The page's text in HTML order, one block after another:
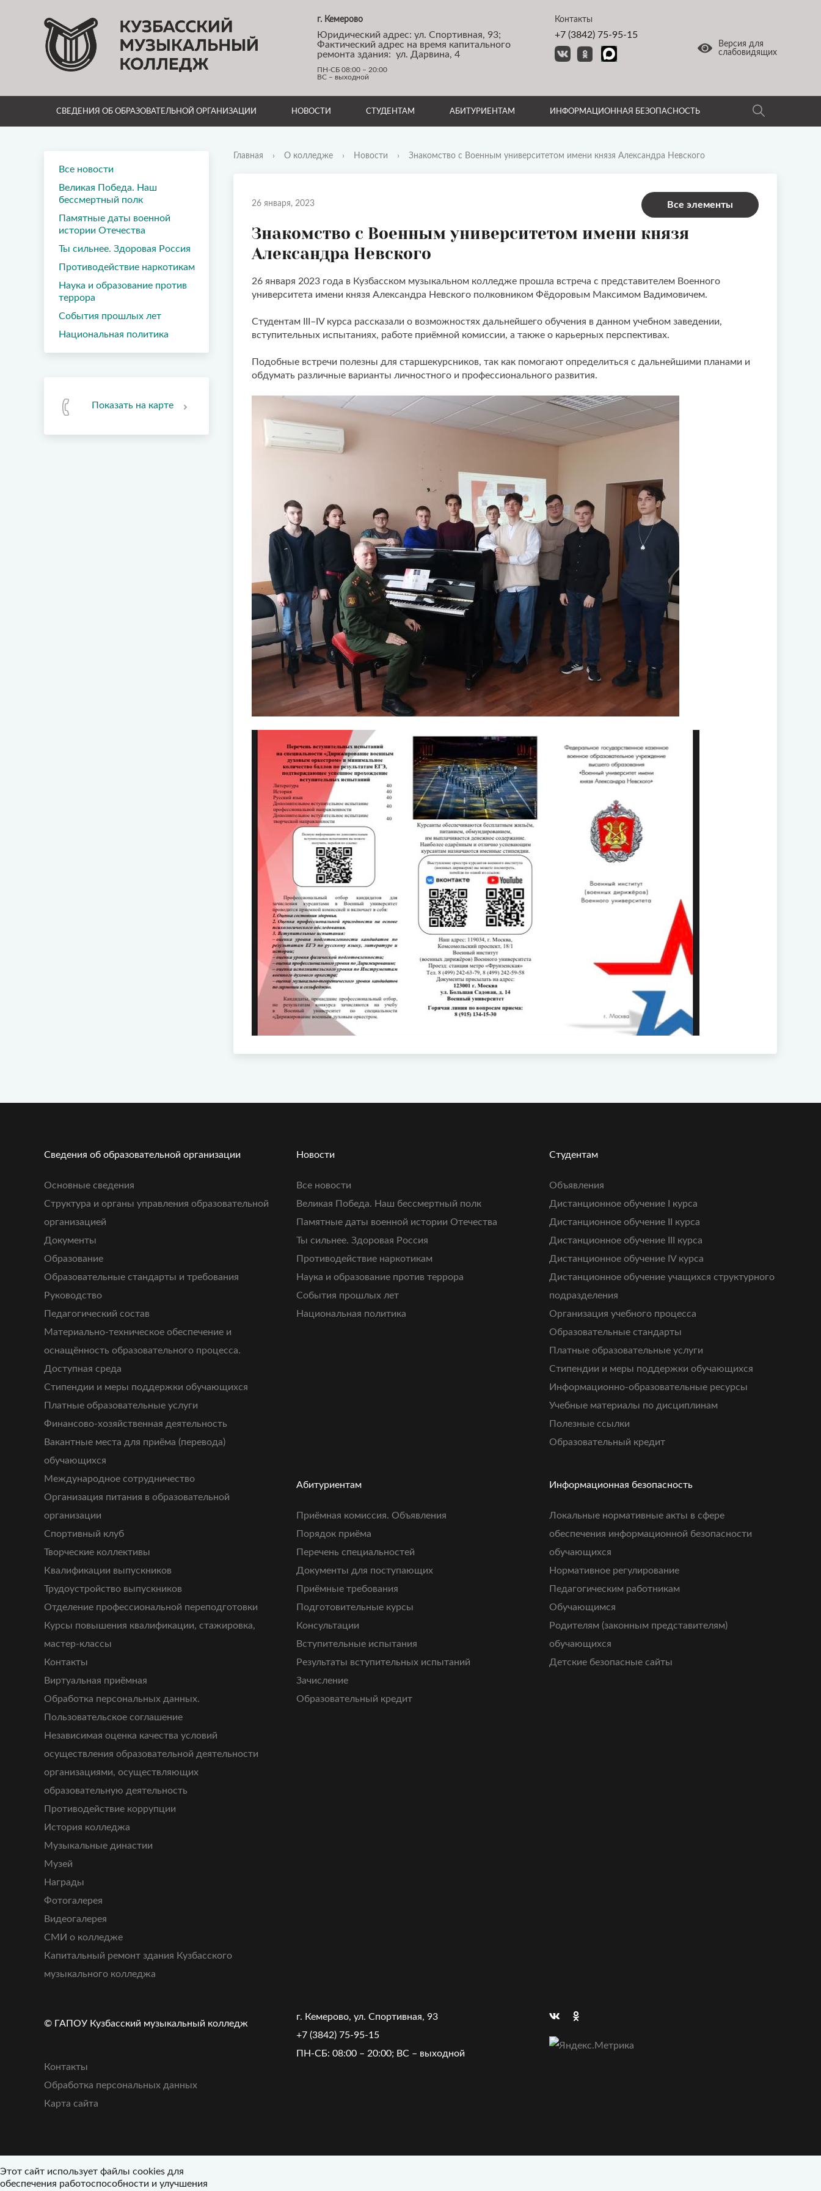
г. Кемерово
Юридический адрес: ул. Спортивная, 93;
Фактический адрес на время капитального
ремонта здания: ул. Дарвина, 4
ПН-СБ 08:00 – 20:00
ВС – выходной
Контакты
+7 (3842) 75-95-15
Версия для
слабовидящих
СВЕДЕНИЯ ОБ ОБРАЗОВАТЕЛЬНОЙ ОРГАНИЗАЦИИ НОВОСТИ СТУДЕНТАМ АБИТУРИЕНТАМ ИНФОРМАЦИОННАЯ БЕЗОПАСНОСТЬ
Все новости
Великая Победа. Наш
бессмертный полк
Памятные даты военной
истории Отечества
Ты сильнее. Здоровая Россия
Противодействие наркотикам
Наука и образование против
террора
События прошлых лет
Национальная политика
Показать на карте
Главная › О колледже › Новости › Знакомство с Военным университетом имени князя Александра Невского
26 января, 2023 Все элементы
Знакомство с Военным университетом имени князя
Александра Невского
26 января 2023 года в Кузбасском музыкальном колледже прошла встреча с представителем Военного
университета имени князя Александра Невского полковником Фёдоровым Максимом Вадимовичем.
Студентам III–IV курса рассказали о возможностях дальнейшего обучения в данном учебном заведении,
вступительных испытаниях, работе приёмной комиссии, а также о карьерных перспективах.
Подобные встречи полезны для старшекурсников, так как помогают определиться с дальнейшими планами и
обдумать различные варианты личностного и профессионального развития.
Сведения об образовательной организации
Основные сведения
Структура и органы управления образовательной
организацией
Документы
Образование
Образовательные стандарты и требования
Руководство
Педагогический состав
Материально-техническое обеспечение и
оснащённость образовательного процесса.
Доступная среда
Стипендии и меры поддержки обучающихся
Платные образовательные услуги
Финансово-хозяйственная деятельность
Вакантные места для приёма (перевода)
обучающихся
Международное сотрудничество
Организация питания в образовательной
организации
Спортивный клуб
Творческие коллективы
Квалификации выпускников
Трудоустройство выпускников
Отделение профессиональной переподготовки
Курсы повышения квалификации, стажировка,
мастер-классы
Контакты
Виртуальная приёмная
Обработка персональных данных.
Пользовательское соглашение
Независимая оценка качества условий
осуществления образовательной деятельности
организациями, осуществляющих
образовательную деятельность
Противодействие коррупции
История колледжа
Музыкальные династии
Музей
Награды
Фотогалерея
Видеогалерея
СМИ о колледже
Капитальный ремонт здания Кузбасского
музыкального колледжа
Новости
Все новости
Великая Победа. Наш бессмертный полк
Памятные даты военной истории Отечества
Ты сильнее. Здоровая Россия
Противодействие наркотикам
Наука и образование против террора
События прошлых лет
Национальная политика
Студентам
Объявления
Дистанционное обучение I курса
Дистанционное обучение II курса
Дистанционное обучение III курса
Дистанционное обучение IV курса
Дистанционное обучение учащихся структурного
подразделения
Организация учебного процесса
Образовательные стандарты
Платные образовательные услуги
Стипендии и меры поддержки обучающихся
Информационно-образовательные ресурсы
Учебные материалы по дисциплинам
Полезные ссылки
Образовательный кредит
Абитуриентам
Приёмная комиссия. Объявления
Порядок приёма
Перечень специальностей
Документы для поступающих
Приёмные требования
Подготовительные курсы
Консультации
Вступительные испытания
Результаты вступительных испытаний
Зачисление
Образовательный кредит
Информационная безопасность
Локальные нормативные акты в сфере
обеспечения информационной безопасности
обучающихся
Нормативное регулирование
Педагогическим работникам
Обучающимся
Родителям (законным представителям)
обучающихся
Детские безопасные сайты
© ГАПОУ Кузбасский музыкальный колледж
Контакты
Обработка персональных данных
Карта сайта
г. Кемерово, ул. Спортивная, 93
+7 (3842) 75-95-15
ПН-СБ: 08:00 – 20:00; ВС – выходной
Этот сайт использует файлы cookies для
обеспечения работоспособности и улучшения